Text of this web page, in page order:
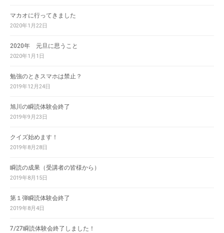
マカオに行ってきました
2020年1月22日
2020年 元旦に思うこと
2020年1月1日
勉強のときスマホは禁止？
2019年12月24日
旭川の瞬読体験会終了
2019年9月23日
クイズ始めます！
2019年8月28日
瞬読の成果（受講者の皆様から）
2019年8月15日
第１弾瞬読体験会終了
2019年8月4日
7/27瞬読体験会終了しました！